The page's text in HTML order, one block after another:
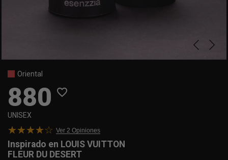
Oriental
880 favorite_border
UNISEX
Ver 2 Opiniones
Inspirado en LOUIS VUITTON
FLEUR DU DESERT